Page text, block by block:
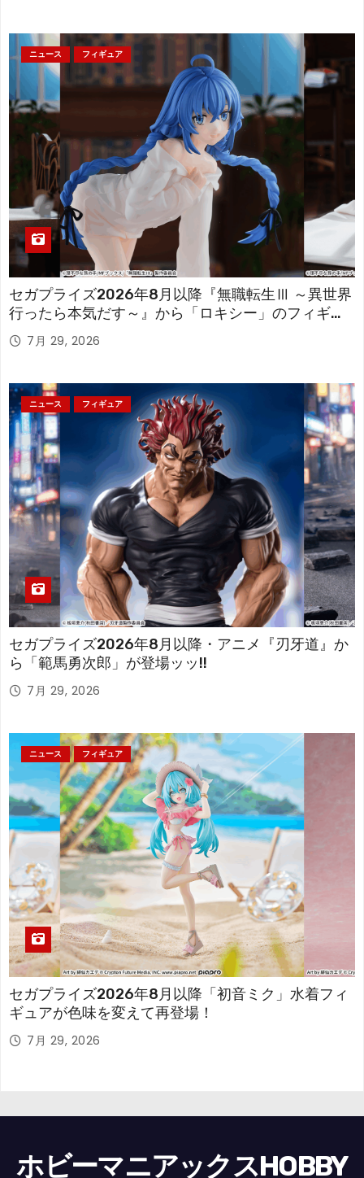
ニュース フィギュア
セガプライズ2026年8月以降『無職転生Ⅲ ～異世界
行ったら本気だす～』から「ロキシー」のフィギュ
アが登場！
7月 29, 2026
ニュース フィギュア
セガプライズ2026年8月以降・アニメ『刃牙道』か
ら「範馬勇次郎」が登場ッッ!!
7月 29, 2026
ニュース フィギュア
セガプライズ2026年8月以降「初音ミク」水着フィ
ギュアが色味を変えて再登場！
7月 29, 2026
ホビーマニアックスHOBBY